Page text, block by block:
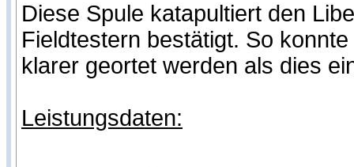
Diese Spule katapultiert den
Fieldtestern bestätigt. So
klarer geortet werden als dies
Leistungsdaten: